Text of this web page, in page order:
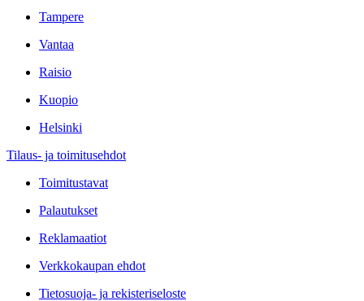
Tampere
Vantaa
Raisio
Kuopio
Helsinki
Tilaus- ja toimitusehdot
Toimitustavat
Palautukset
Reklamaatiot
Verkkokaupan ehdot
Tietosuoja- ja rekisteriseloste